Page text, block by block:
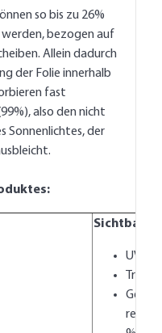
so bis zu 26%
bezogen auf
Allein dadurch
der Folie innerhalb
fast
also den nicht
Sonnenlichtes, der
Sichtbares
UV-